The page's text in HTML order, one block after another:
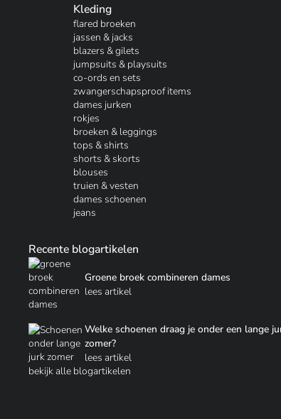
Kleding
flared broeken
jassen & jacks
blazers & gilets
jumpsuits & playsuits
co-ords en sets
zwangerschapsproof items
dames jurken
rokjes
broeken & leggings
tops & shirts
shorts & skorts
blouses
truien & vesten
dames schoenen
jeans
Recente blogartikelen
Groene broek combineren dames
lees artikel
Welke schoenen draag je onder een lange
zomer?
lees artikel
bekijk alle blogartikelen